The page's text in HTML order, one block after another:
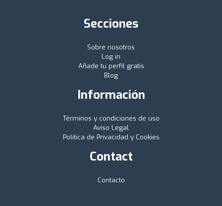
Secciones
Sobre nosotros
Log in
Añade tu perfil gratis
Blog
Información
Términos y condiciones de uso
Aviso Legal
Política de Privacidad y Cookies
Contact
Contacto